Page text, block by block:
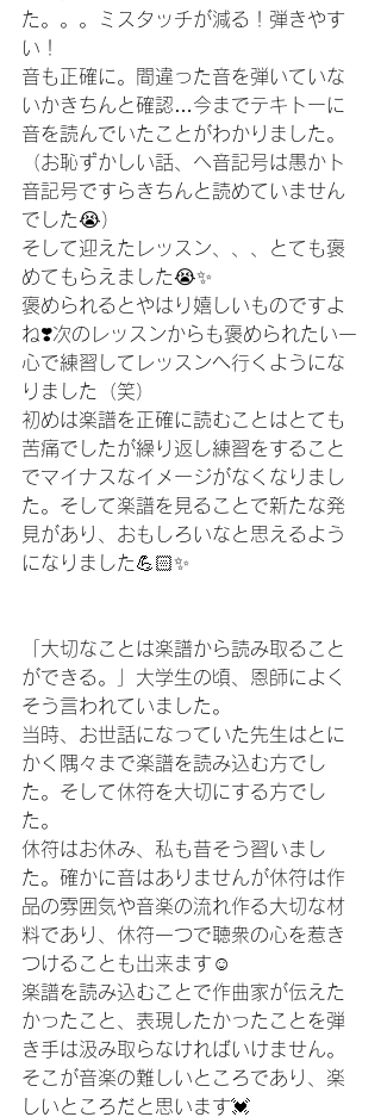
た。。。ミスタッチが減る！弾きやす
い！
音も正確に。間違った音を弾いていな
いかきちんと確認…今までテキトーに
音を読んでいたことがわかりました。
（お恥ずかしい話、ヘ音記号は愚かト
音記号ですらきちんと読めていません
でした😭）
そして迎えたレッスン、、、とても褒
めてもらえました😭✨
褒められるとやはり嬉しいものですよ
ね❣️次のレッスンからも褒められたい一
心で練習してレッスンへ行くようにな
りました（笑）
初めは楽譜を正確に読むことはとても
苦痛でしたが繰り返し練習をすること
でマイナスなイメージがなくなりまし
た。そして楽譜を見ることで新たな発
見があり、おもしろいなと思えるよう
になりました💪🏻✨
「大切なことは楽譜から読み取ること
ができる。」大学生の頃、恩師によく
そう言われていました。
当時、お世話になっていた先生はとに
かく隅々まで楽譜を読み込む方でし
た。そして休符を大切にする方でし
た。
休符はお休み、私も昔そう習いまし
た。確かに音はありませんが休符は作
品の雰囲気や音楽の流れ作る大切な材
料であり、休符一つで聴衆の心を惹き
つけることも出来ます☺️
楽譜を読み込むことで作曲家が伝えた
かったこと、表現したかったことを弾
き手は汲み取らなければいけません。
そこが音楽の難しいところであり、楽
しいところだと思います💓